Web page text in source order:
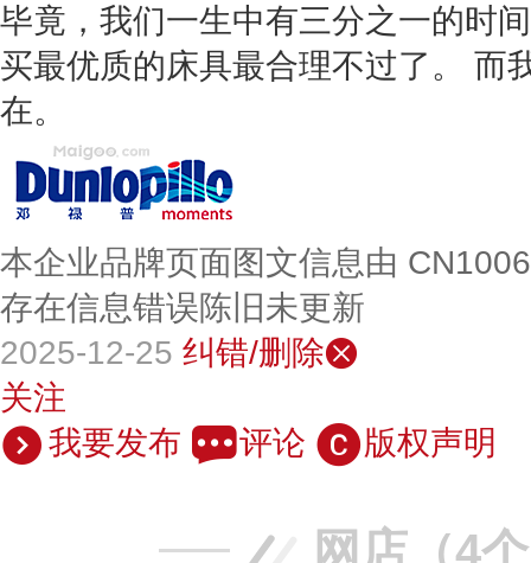
毕竟，我们一生中有三分之一的时
买最优质的床具最合理不过了。 而
在。
本企业品牌页面图文信息由
存在信息错误陈旧未更新
2025-12-25 纠错/删除
关注
我要发布
评论 版权声明
网店（4